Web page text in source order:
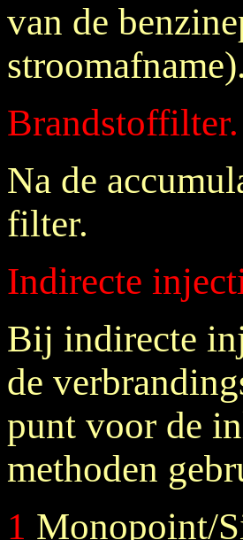
van de
stroomafname).
Brandstoffilter.
Na de
filter.
Indirecte
Bij indirecte
de
punt voor de
methoden
1 Monopoint/